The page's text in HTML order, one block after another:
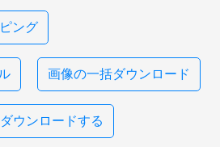
ング
画像の一括ダウンロード
ウンロードする